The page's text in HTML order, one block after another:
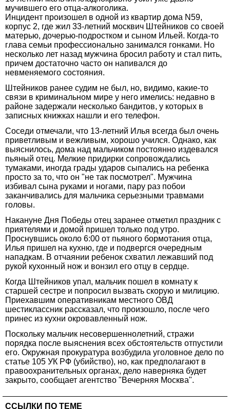
мучившего его отца-алкоголика.
Инцидент произошел в одной из квартир дома N59,
корпус 2, где жил 33-летний москвич Штейников со своей
матерью, дочерью-подростком и сыном Ильей. Когда-то
глава семьи профессионально занимался гонками. Но
несколько лет назад мужчина бросил работу и стал пить,
причем достаточно часто он напивался до
невменяемого состояния.
Штейников ранее судим не был, но, видимо, какие-то
связи в криминальном мире у него имелись: недавно в
районе задержали несколько бандитов, у которых в
записных книжках нашли и его телефон.
Соседи отмечали, что 13-летний Илья всегда был очень
приветливым и вежливым, хорошо учился. Однако, как
выяснилось, дома над мальчиком постоянно издевался
пьяный отец. Мелкие придирки сопровождались
тумаками, иногда грады ударов сыпались на ребенка
просто за то, что он "не так посмотрел". Мужчина
избивал сына руками и ногами, пару раз побои
заканчивались для мальчика серьезными травмами
головы.
Накануне Дня Победы отец заранее отметил праздник с
приятелями и домой пришел только под утро.
Проснувшись около 6:00 от пьяного бормотания отца,
Илья пришел на кухню, где и подвергся очередным
нападкам. В отчаянии ребенок схватил лежавший под
рукой кухонный нож и вонзил его отцу в сердце.
Когда Штейников упал, мальчик пошел в комнату к
старшей сестре и попросил вызвать скорую и милицию.
Приехавшим оперативникам местного ОВД
шестиклассник рассказал, что произошло, после чего
принес из кухни окровавленный нож.
Поскольку мальчик несовершеннолетний, стражи
порядка после выяснения всех обстоятельств отпустили
его. Окружная прокуратура возбудила уголовное дело по
статье 105 УК РФ (убийство), но, как предполагают в
правоохранительных органах, дело наверняка будет
закрыто, сообщает агентство "Вечерняя Москва".
ССЫЛКИ ПО ТЕМЕ